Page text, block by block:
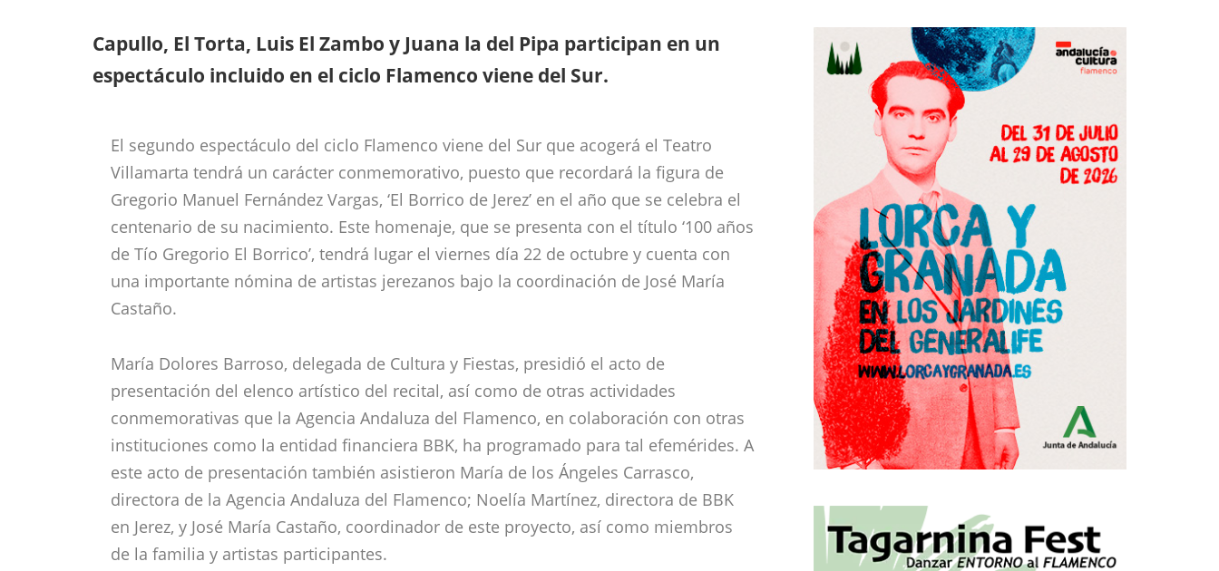
Capullo, El Torta, Luis El Zambo y Juana la del Pipa participan en un
espectáculo incluido en el ciclo Flamenco viene del Sur.
El segundo espectáculo del ciclo Flamenco viene del Sur que acogerá el Teatro
Villamarta tendrá un carácter conmemorativo, puesto que recordará la figura de
Gregorio Manuel Fernández Vargas, ‘El Borrico de Jerez’ en el año que se celebra el
centenario de su nacimiento. Este homenaje, que se presenta con el título ‘100 años
de Tío Gregorio El Borrico’, tendrá lugar el viernes día 22 de octubre y cuenta con
una importante nómina de artistas jerezanos bajo la coordinación de José María
Castaño.
María Dolores Barroso, delegada de Cultura y Fiestas, presidió el acto de
presentación del elenco artístico del recital, así como de otras actividades
conmemorativas que la Agencia Andaluza del Flamenco, en colaboración con otras
instituciones como la entidad financiera BBK, ha programado para tal efemérides. A
este acto de presentación también asistieron María de los Ángeles Carrasco,
directora de la Agencia Andaluza del Flamenco; Noelía Martínez, directora de BBK
en Jerez, y José María Castaño, coordinador de este proyecto, así como miembros
de la familia y artistas participantes.